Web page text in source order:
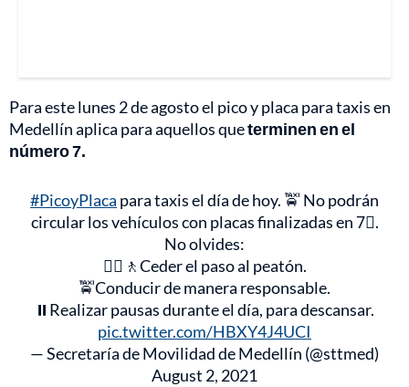
Para este lunes 2 de agosto el pico y placa para taxis en
Medellín aplica para aquellos queterminen en el
número 7.
#PicoyPlaca para taxis el día de hoy. 🚖 No podrán
circular los vehículos con placas finalizadas en 7⃣.
No olvides:
🚶‍♀️🚶Ceder el paso al peatón.
🚖Conducir de manera responsable.
⏸️Realizar pausas durante el día, para descansar.
pic.twitter.com/HBXY4J4UCI
— Secretaría de Movilidad de Medellín (@sttmed)
August 2, 2021